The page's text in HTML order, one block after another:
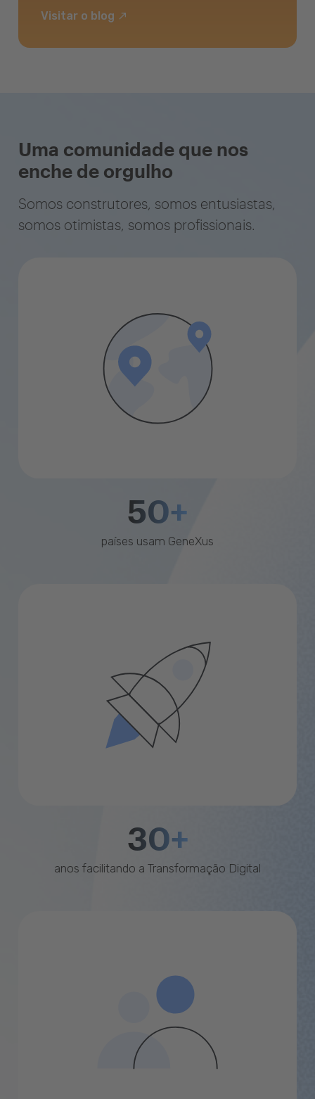
Visitar o blog
Uma comunidade que nos
enche de orgulho
Somos construtores, somos entusiastas,
somos otimistas, somos profissionais.
50+
países usam GeneXus
30+
anos facilitando a Transformação Digital